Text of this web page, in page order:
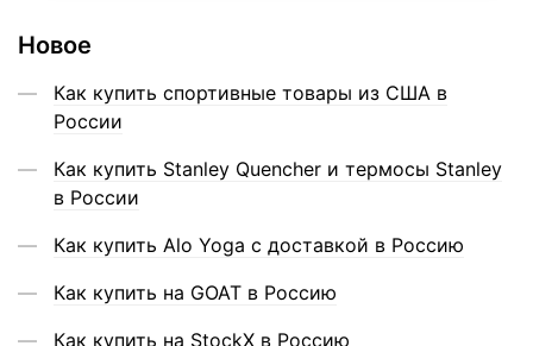
Новое
Как купить спортивные товары из США в
России
Как купить Stanley Quencher и термосы Stanley
в России
Как купить Alo Yoga с доставкой в Россию
Как купить на GOAT в Россию
Как купить на StockX в Россию